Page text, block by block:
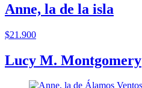
Anne, la de la isla
$21.900
Lucy M. Montgomery